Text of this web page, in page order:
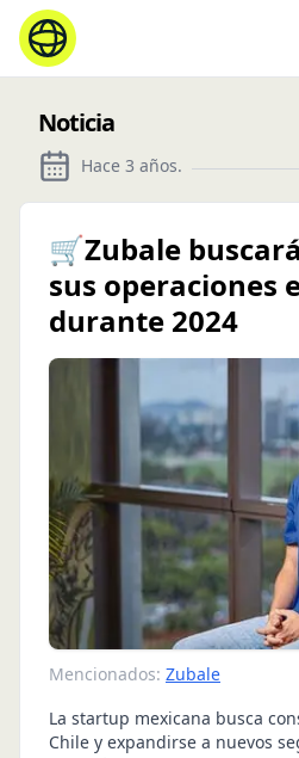
Noticia
Hace 3 años.
🛒Zubale
sus operaciones
durante 2024
Mencionados: Zubale
La startup mexicana busca
Chile y expandirse a nuevos